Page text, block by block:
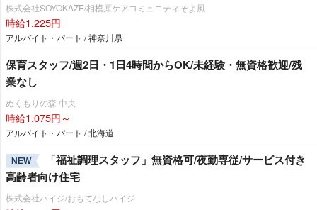
株式会社SOYOKAZE/相模原ケアコミュニティそよ風
時給1,225円
アルバイト・パート / 神奈川県
保育スタッフ/週2日・1日4時間からOK/未経験・無資格歓迎/残
業なし
ぬくもりの森 中央
時給1,075円～
アルバイト・パート / 北海道
NEW
「福祉調理スタッフ」無資格可/夜勤専従/サービス付き
高齢者向け住宅
株式会社ハイジ/おもてなしハイジ